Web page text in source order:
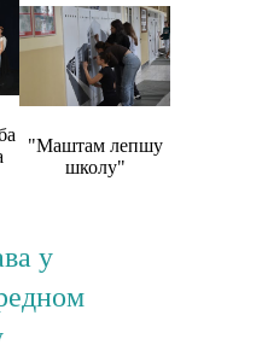
"Маштам лепшу
школу"
у